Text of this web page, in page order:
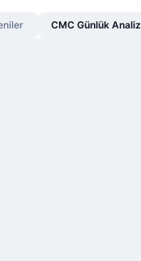
CMC Günlük Analiz